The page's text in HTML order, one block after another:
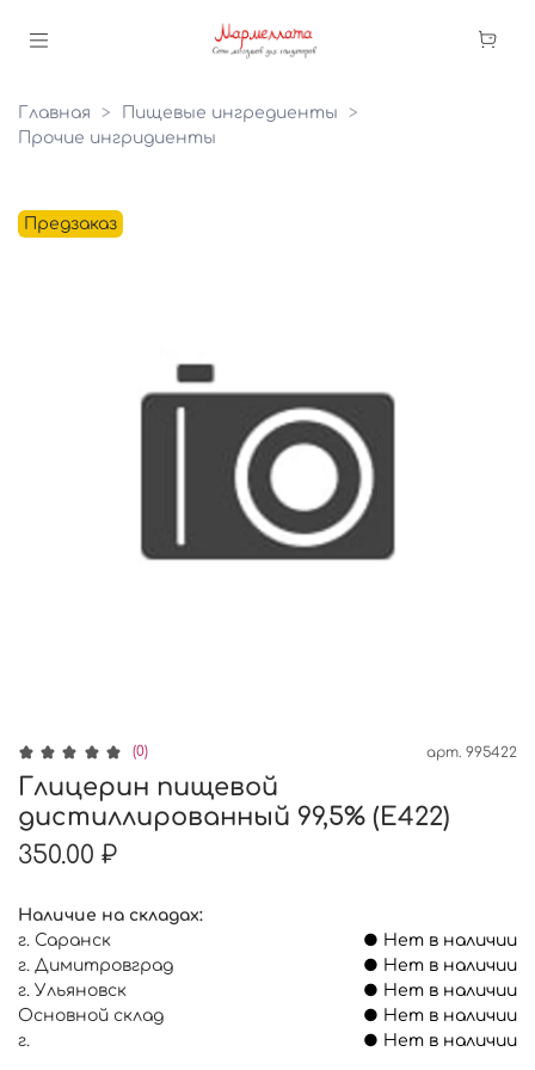
Главная
Пищевые ингредиенты
Прочие ингридиенты
Предзаказ
(0) арт. 995422
Глицерин пищевой
дистиллированный 99,5% (Е422)
350.00 ₽
Наличие на складах:
г. Саранск
● Нет в наличии
г. Димитровград
● Нет в наличии
г. Ульяновск
● Нет в наличии
Основной склад
● Нет в наличии
г.
● Нет в наличии